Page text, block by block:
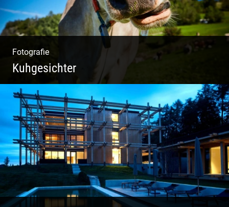
Fotografie
Kuhgesichter
Kuhportraits